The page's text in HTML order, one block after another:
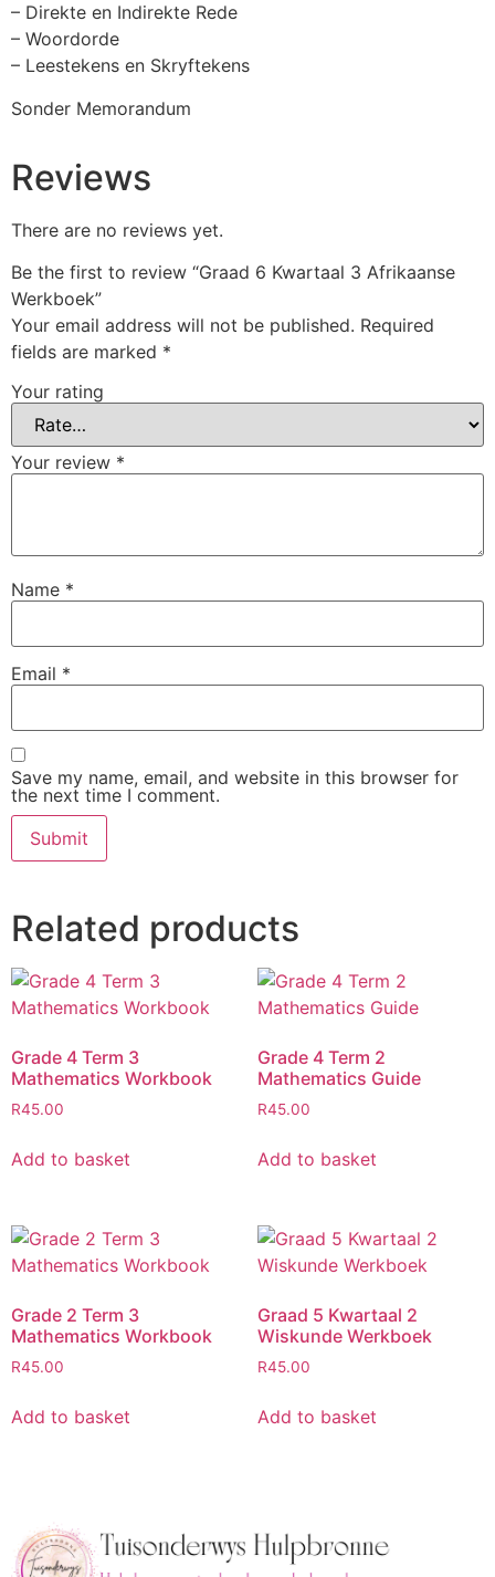
– Direkte en Indirekte Rede
– Woordorde
– Leestekens en Skryftekens
Sonder Memorandum
Reviews
There are no reviews yet.
Be the first to review “Graad 6 Kwartaal 3 Afrikaanse
Werkboek”
Your email address will not be published. Required
fields are marked *
Your rating
Your review *
Name *
Email *
Save my name, email, and website in this browser for
the next time I comment.
Related products
Grade 4 Term 3
Mathematics Workbook
R45.00
Add to basket
Grade 4 Term 2
Mathematics Guide
R45.00
Add to basket
Grade 2 Term 3
Mathematics Workbook
R45.00
Add to basket
Graad 5 Kwartaal 2
Wiskunde Werkboek
R45.00
Add to basket